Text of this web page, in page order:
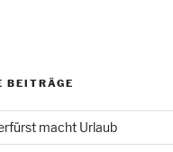
BEITRÄGE
macht Urlaub